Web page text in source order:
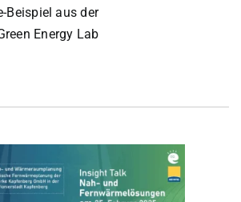
Beispiel aus der
Energy Lab